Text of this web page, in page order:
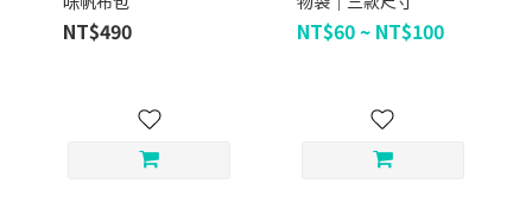
NT$490 NT$60 ~ NT$100